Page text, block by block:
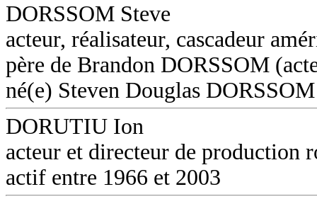
DORSSOM Steve
acteur, réalisateur, cascadeur
père de Brandon DORSSOM
né(e) Steven Douglas DORSSOM
DORUTIU Ion
acteur et directeur de production
actif entre 1966 et 2003